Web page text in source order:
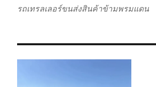
รถเทรลเลอร์ขนส่งสินค้าข้ามพรมแดน